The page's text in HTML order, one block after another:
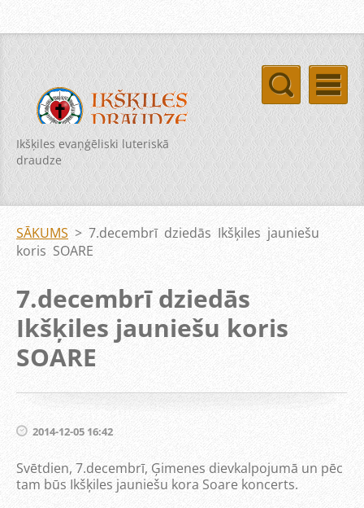
Ikšķiles evaņģēliski luteriskā
draudze
SĀKUMS > 7.decembrī dziedās Ikšķiles jauniešu
koris SOARE
7.decembrī dziedās
Ikšķiles jauniešu koris
SOARE
2014-12-05 16:42
Svētdien, 7.decembrī, Ģimenes dievkalpojumā un pēc
tam būs Ikšķiles jauniešu kora Soare koncerts.